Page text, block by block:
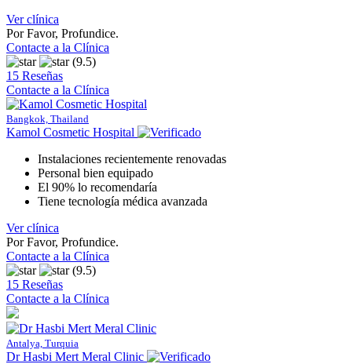
Ver clínica
Por Favor, Profundice.
Contacte a la Clínica
(9.5)
15 Reseñas
Contacte a la Clínica
Bangkok, Thailand
Kamol Cosmetic Hospital
Instalaciones recientemente renovadas
Personal bien equipado
El 90% lo recomendaría
Tiene tecnología médica avanzada
Ver clínica
Por Favor, Profundice.
Contacte a la Clínica
(9.5)
15 Reseñas
Contacte a la Clínica
Antalya, Turquia
Dr Hasbi Mert Meral Clinic